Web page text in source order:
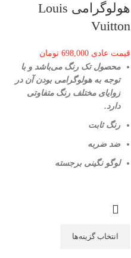
هولوگرامی Louis
Vuitton
قیمت عادی 698,000 تومان
محصول تک رنگ می‌باشد و با
توجه به هولوگرامی بودن آن در
زوایای مختلف رنگ متفاوتی
دارد.
رنگ ثابت
ضد ضربه
لوگو نگینی برجسته
انتخاب گزینه‌ها